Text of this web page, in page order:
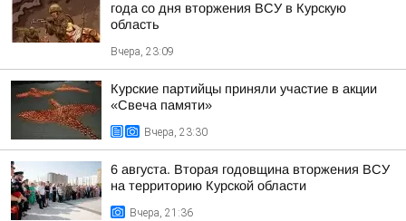
года со дня вторжения ВСУ в Курскую
область
Вчера, 23:09
Курские партийцы приняли участие в акции
«Свеча памяти»
Вчера, 23:30
6 августа. Вторая годовщина вторжения ВСУ
на территорию Курской области
Вчера, 21:36